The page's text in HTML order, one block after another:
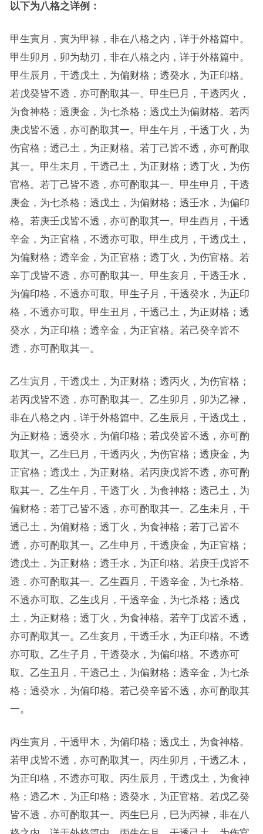
以下为八格之详例：
甲生寅月，寅为甲禄，非在八格之内，详于外格篇中。
甲生卯月，卯为劫刃，非在八格之内，详于外格篇中。
甲生辰月，干透戊土，为偏财格；透癸水，为正印格。
若戊癸皆不透，亦可酌取其一。甲生巳月，干透丙火，
为食神格；透庚金，为七杀格；透戊土为偏财格。若丙
庚戊皆不透，亦可酌取其一。甲生午月，干透丁火，为
伤官格；透己土，为正财格。若丁己皆不透，亦可酌取
其一。甲生未月，干透己土，为正财格；透丁火，为伤
官格。若丁己皆不透，亦可酌取其一。甲生申月，干透
庚金，为七杀格；透戊土，为偏财格；透壬水，为偏印
格。若庚壬戊皆不透，亦可酌取其一。甲生酉月，干透
辛金，为正官格，不透亦可取。甲生戌月，干透戊土，
为偏财格；透辛金，为正官格；透丁火，为伤官格。若
辛丁戊皆不透，亦可酌取其一。甲生亥月，干透壬水，
为偏印格，不透亦可取。甲生子月，干透癸水，为正印
格，不透亦可取。甲生丑月，干透己土，为正财格；透
癸水，为正印格；透辛金，为正官格。若己癸辛皆不
透，亦可酌取其一。
乙生寅月，干透戊土，为正财格；透丙火，为伤官格；
若丙戊皆不透，亦可酌取其一。乙生卯月，卯为乙禄，
非在八格之内，详于外格篇中。乙生辰月，干透戊土，
为正财格；透癸水，为偏印格；若戊癸皆不透，亦可酌
取其一。乙生巳月，干透丙火，为伤官格；透庚金，为
正官格；透戊土，为正财格。若丙庚戊皆不透，亦可酌
取其一。乙生午月，干透丁火，为食神格；透己土，为
偏财格；若丁己皆不透，亦可酌取其一。乙生未月，干
透己土，为偏财格；透丁火，为食神格；若丁己皆不
透，亦可酌取其一。乙生申月，干透庚金，为正官格；
透戊土，为正财格；透壬水，为正印格。若庚壬戊皆不
透，亦可酌取其一。乙生酉月，干透辛金，为七杀格。
不透亦可取。乙生戌月，干透辛金，为七杀格；透戊
土，为正财格；透丁火，为食神格。若辛丁戊皆不透，
亦可酌取其一。乙生亥月，干透壬水，为正印格。不透
亦可取。乙生子月，干透癸水，为偏印格。不透亦可
取。乙生丑月，干透己土，为偏财格；透辛金，为七杀
格；透癸水，为偏印格。若己癸辛皆不透，亦可酌取其
一。
丙生寅月，干透甲木，为偏印格；透戊土，为食神格。
若甲戊皆不透，亦可酌取其一。丙生卯月，干透乙木，
为正印格，不透亦可取。丙生辰月，干透戊土，为食神
格；透乙木，为正印格；透癸水，为正官格。若戊乙癸
皆不透，亦可酌取其一。丙生巳月，巳为丙禄，非在八